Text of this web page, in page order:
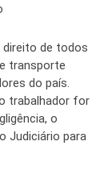
direito de todos
transporte
do país.
trabalhador for
o
Judiciário para